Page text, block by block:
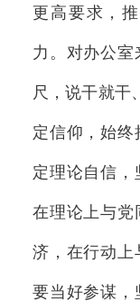
更高要求，
力。对办公
尺，说干就干
定信仰，始
定理论自信，
在理论上与党
济，在行动上
要当好参谋，